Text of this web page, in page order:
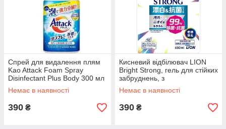
Спрей для видалення плям
Kao Attack Foam Spray
Disinfectant Plus Body 300 мл
Немає в наявності
390 ₴
Кисневий відбілювач LION
Bright Strong, гель для стійких
забруднень, з
антибактеріальним ефектом,
змінна
Немає в наявності
390 ₴